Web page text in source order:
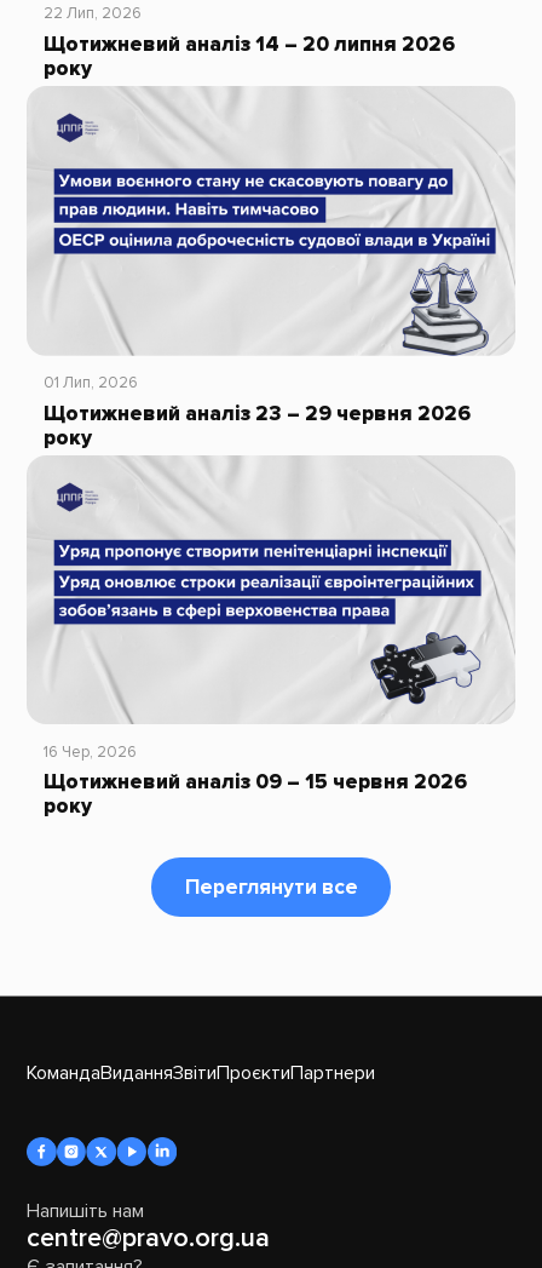
22 Лип, 2026
Щотижневий аналіз 14 – 20 липня 2026
року
01 Лип, 2026
Щотижневий аналіз 23 – 29 червня 2026
року
16 Чер, 2026
Щотижневий аналіз 09 – 15 червня 2026
року
Переглянути все
КомандаВиданняЗвітиПроєктиПартнери
Напишіть нам
centre@pravo.org.ua